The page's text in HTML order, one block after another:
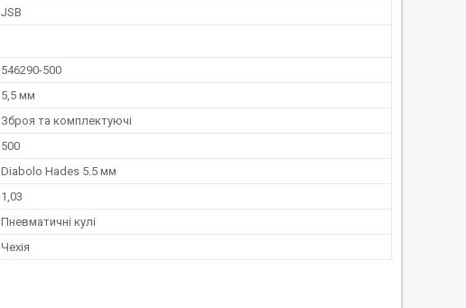
JSB
546290-500
5,5 мм
Зброя та комплектуючі
500
Diabolo Hades 5.5 мм
1,03
Пневматичні кулі
Чехія